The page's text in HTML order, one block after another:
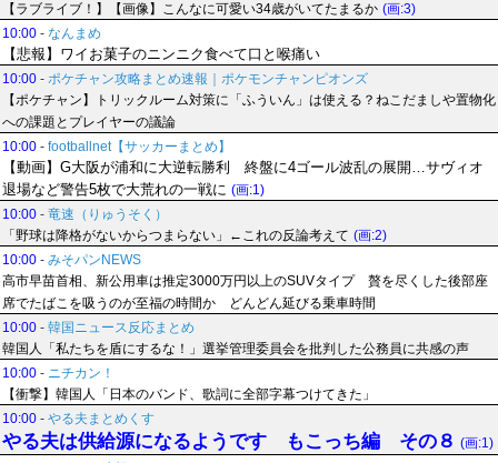
【ラブライブ！】【画像】こんなに可愛い34歳がいてたまるか (画:3)
10:00 - なんまめ
【悲報】ワイお菓子のニンニク食べて口と喉痛い
10:00 - ポケチャン攻略まとめ速報｜ポケモンチャンピオンズ
【ポケチャン】トリックルーム対策に「ふういん」は使える？ねこだましや置物化
への課題とプレイヤーの議論
10:00 - footballnet【サッカーまとめ】
【動画】G大阪が浦和に大逆転勝利 終盤に4ゴール波乱の展開…サヴィオ
退場など警告5枚で大荒れの一戦に (画:1)
10:00 - 竜速（りゅうそく）
「野球は降格がないからつまらない」←これの反論考えて (画:2)
10:00 - みそパンNEWS
高市早苗首相、新公用車は推定3000万円以上のSUVタイプ 贅を尽くした後部座
席でたばこを吸うのが至福の時間か どんどん延びる乗車時間
10:00 - 韓国ニュース反応まとめ
韓国人「私たちを盾にするな！」選挙管理委員会を批判した公務員に共感の声
10:00 - ニチカン！
【衝撃】韓国人「日本のバンド、歌詞に全部字幕つけてきた」
10:00 - やる夫まとめくす
やる夫は供給源になるようです もこっち編 その８ (画:1)